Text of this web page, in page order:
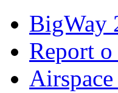
BigWay
Report